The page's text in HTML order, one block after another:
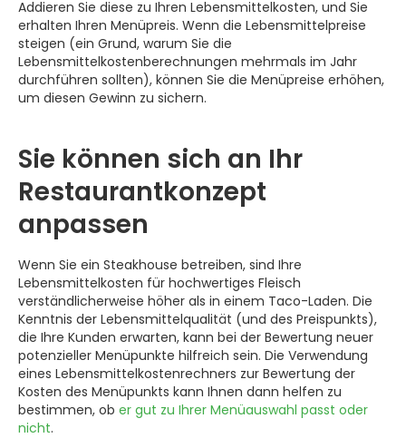
Addieren Sie diese zu Ihren Lebensmittelkosten, und Sie
erhalten Ihren Menüpreis. Wenn die Lebensmittelpreise
steigen (ein Grund, warum Sie die
Lebensmittelkostenberechnungen mehrmals im Jahr
durchführen sollten), können Sie die Menüpreise erhöhen,
um diesen Gewinn zu sichern.
Sie können sich an Ihr
Restaurantkonzept
anpassen
Wenn Sie ein Steakhouse betreiben, sind Ihre
Lebensmittelkosten für hochwertiges Fleisch
verständlicherweise höher als in einem Taco-Laden. Die
Kenntnis der Lebensmittelqualität (und des Preispunkts),
die Ihre Kunden erwarten, kann bei der Bewertung neuer
potenzieller Menüpunkte hilfreich sein. Die Verwendung
eines Lebensmittelkostenrechners zur Bewertung der
Kosten des Menüpunkts kann Ihnen dann helfen zu
bestimmen, ob er gut zu Ihrer Menüauswahl passt oder
nicht.